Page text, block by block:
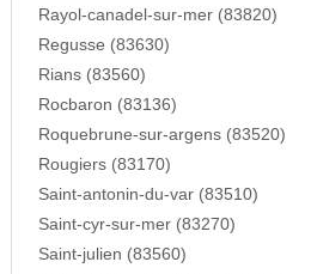
Rayol-canadel-sur-mer (83820)
Regusse (83630)
Rians (83560)
Rocbaron (83136)
Roquebrune-sur-argens (83520)
Rougiers (83170)
Saint-antonin-du-var (83510)
Saint-cyr-sur-mer (83270)
Saint-julien (83560)